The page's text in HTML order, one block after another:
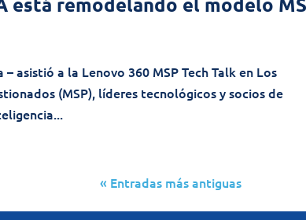
asistió a la Lenovo 360 MSP Tech Talk en Los
(MSP), líderes tecnológicos y socios de
« Entradas más antiguas